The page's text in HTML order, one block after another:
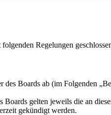
Regelungen
Boards ab (im Folgenden
gelten jeweils die an
gekündigt werden.